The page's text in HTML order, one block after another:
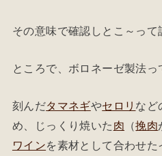
その意味で確認しとこ～って
ところで、ボロネーゼ製法っ
刻んだタマネギやセロリ など
め、じっくり焼いた 肉 （挽肉
ワインを素材として合わせ